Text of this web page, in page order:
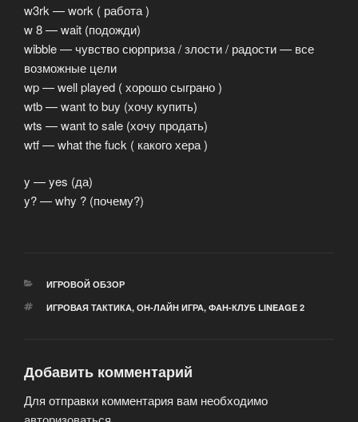
w3rk — work ( работа )
w 8 — wait (подожди)
wibble — чувство сюрприза / злости / радости — все
возможные цели
wp — well played ( хорошо сыграно )
wtb — want to buy (хочу купить)
wts — want to sale (хочу продать)
wtf — what the fuck ( какого хера )
y — yes (да)
y? — why ? (почему?)
РУБРИКИ
ИГРОВОЙ ОБЗОР
МЕТКИ
ИГРОВАЯ ТАКТИКА, ОН-ЛАЙН ИГРА, ФАН-КЛУБ LINEAGE 2
Добавить комментарий
Для отправки комментария вам необходимо